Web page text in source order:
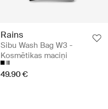
Rains
Sibu Wash Bag W3 -
Kosmētikas maciņi
49.90 €